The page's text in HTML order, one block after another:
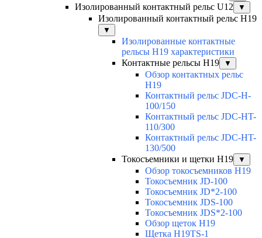
Изолированный контактный рельс U12 ▼
Изолированный контактный рельс Н19
▼
Изолированные контактные
рельсы Н19 характеристики
Контактные рельсы H19
▼
Обзор контактных рельс
H19
Контактный рельс JDC-H-
100/150
Контактный рельс JDC-HT-
110/300
Контактный рельс JDC-HT-
130/500
Токосъемники и щетки H19
▼
Обзор токосъемников H19
Токосъемник JD-100
Токосъемник JD*2-100
Токосъемник JDS-100
Токосъемник JDS*2-100
Обзор щеток H19
Щетка H19TS-1